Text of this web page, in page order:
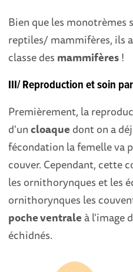
Bien que les monotrèmes
reptiles/ mammifères, ils
classe des mammifères!
III/ Reproduction et soin
Premièrement, la
d'uncloaque dont on a
fécondation la femelle va
couver. Cependant, cette
les ornithorynques et les
ornithorynques les
poche ventraleà l'image
échidnés.